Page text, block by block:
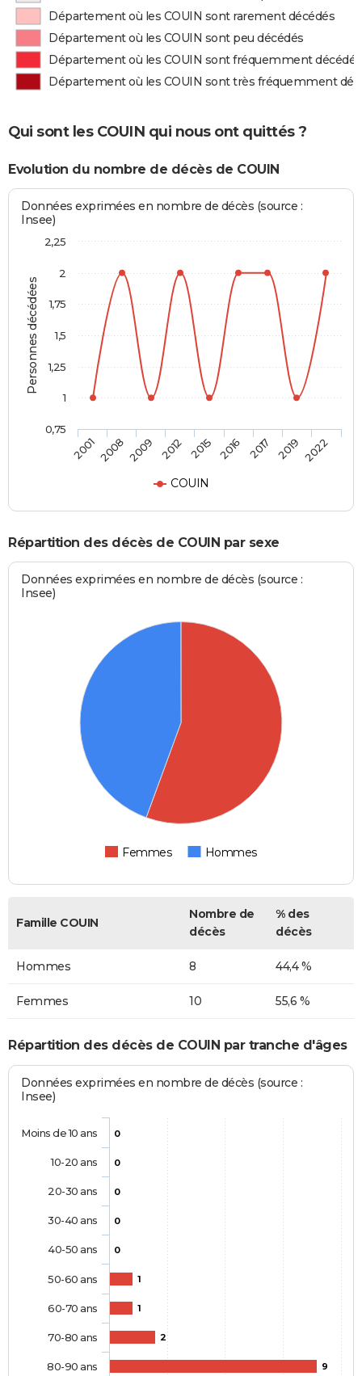
Département où les COUIN sont rarement décédés
Département où les COUIN sont peu décédés
Département où les COUIN sont fréquemment décédés
Département où les COUIN sont très fréquemment
Qui sont les COUIN qui nous ont quittés ?
Evolution du nombre de décès de COUIN
Personnes décédées
Données exprimées en nombre de décès (source :
Insee)
COUIN
200120082009 2012 2015 2016 2017 2019 2022
0,75
1
1,25
1,5
1,75
2
2,25
Répartition des décès de COUIN par sexe
Données exprimées en nombre de décès (source :
Insee)
Femmes Hommes
Famille COUIN
Nombre de
décès
% des
décès
Hommes 8 44,4 %
Femmes 10 55,6 %
Répartition des décès de COUIN par tranche d'âges
Données exprimées en nombre de décès (source :
Insee)
0
0
0
0
0
1
1
2
9
Moins de 10 ans
10-20 ans
20-30 ans
30-40 ans
40-50 ans
50-60 ans
60-70 ans
70-80 ans
80-90 ans